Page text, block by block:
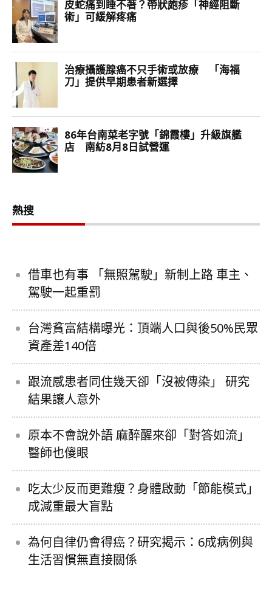
熱搜
借車也有事 「無照駕駛」新制上路 車主、
駕駛一起重罰
台灣貧富結構曝光：頂端人口與後50%民眾
資產差140倍
跟流感患者同住幾天卻「沒被傳染」 研究
結果讓人意外
原本不會說外語 麻醉醒來卻「對答如流」
醫師也傻眼
吃太少反而更難瘦？身體啟動「節能模式」
成減重最大盲點
為何自律仍會得癌？研究揭示：6成病例與
生活習慣無直接關係